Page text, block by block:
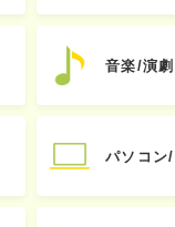
音楽/演
パソコン